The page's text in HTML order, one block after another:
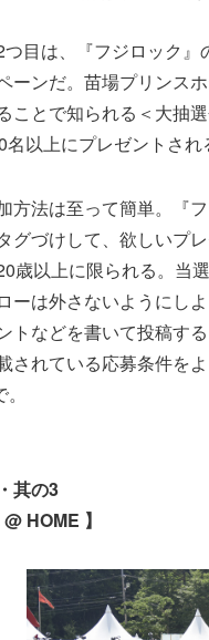
目は、『フジロック
ーンだ。苗場プリンス
ことで知られる＜大抽
以上にプレゼントされ
方法は至って簡単。『
グづけして、欲しいプ
歳以上に限られる。当
ーは外さないようにし
トなどを書いて投稿す
されている応募条件を
其の3
HOME 】